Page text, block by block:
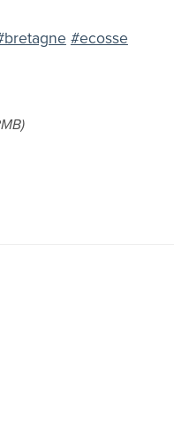
#ecosse